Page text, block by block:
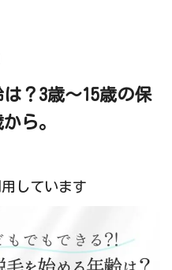
？3歳〜15歳の保
ら。
しています